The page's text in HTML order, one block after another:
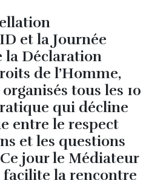
et la Journée
la Déclaration
de l’Homme,
tous les 10
qui décline
entre le respect
et les questions
jour le Médiateur
facilite la rencontre